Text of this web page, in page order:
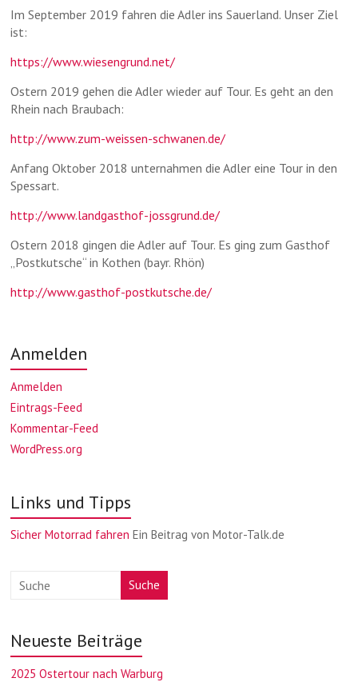
Im September 2019 fahren die Adler ins Sauerland. Unser Ziel
ist:
https://www.wiesengrund.net/
Ostern 2019 gehen die Adler wieder auf Tour. Es geht an den
Rhein nach Braubach:
http://www.zum-weissen-schwanen.de/
Anfang Oktober 2018 unternahmen die Adler eine Tour in den
Spessart.
http://www.landgasthof-jossgrund.de/
Ostern 2018 gingen die Adler auf Tour. Es ging zum Gasthof
„Postkutsche“ in Kothen (bayr. Rhön)
http://www.gasthof-postkutsche.de/
Anmelden
Anmelden
Eintrags-Feed
Kommentar-Feed
WordPress.org
Links und Tipps
Sicher Motorrad fahren Ein Beitrag von Motor-Talk.de
Suche
Neueste Beiträge
2025 Ostertour nach Warburg